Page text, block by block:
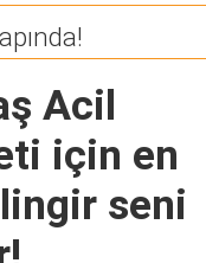
Acil
için en
seni